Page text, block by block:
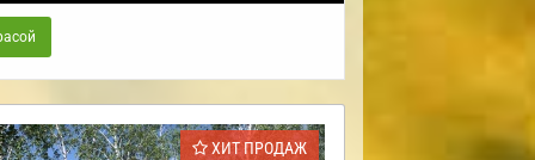
ХИТ ПРОДАЖ